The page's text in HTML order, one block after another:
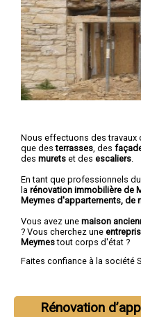
Nous effectuons des travaux
que desterrasses , des
des murets et des escaliers
En tant que professionnels
la rénovation immobilière de
Meymes d'appartements, de
Vous avez une maison
? Vous cherchez une
Meymestout corps d'état ?
Faites confiance à la société
Rénovation